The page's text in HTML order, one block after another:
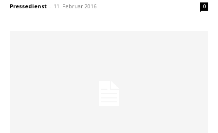
Pressedienst - 11. Februar 2016 0